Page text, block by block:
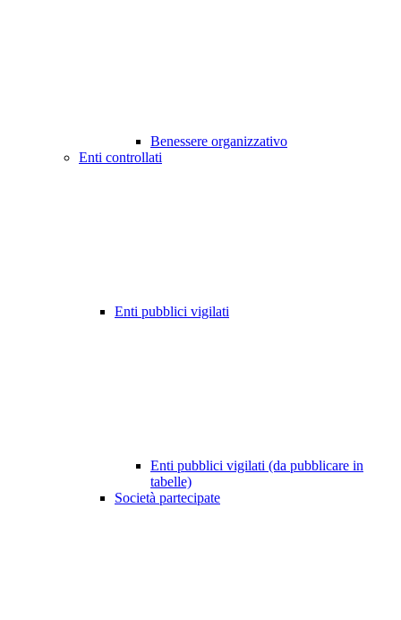
Benessere organizzativo
Enti controllati
Enti pubblici vigilati
Enti pubblici vigilati (da pubblicare in
tabelle)
Società partecipate